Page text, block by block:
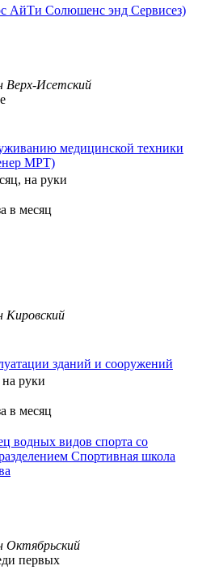
АйТи Солюшенс энд Сервисез)
Верх-Исетский
медицинской техники
МРТ)
на руки
в месяц
Кировский
зданий и сооружений
на руки
в месяц
видов спорта со
Спортивная школа
Октябрьский
первых